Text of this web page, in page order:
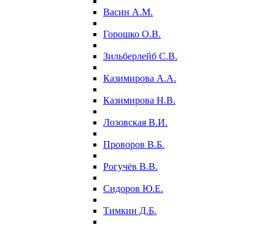
Васин А.М.
Горошко О.В.
Зильберлейб С.В.
Казимирова А.А.
Казимирова Н.В.
Лозовская В.И.
Проворов В.Б.
Рогучёв В.В.
Сидоров Ю.Е.
Тимкин Д.Б.